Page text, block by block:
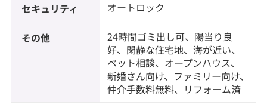
セキュリティ オートロック
その他
24時間ゴミ出し可、陽当り良
好、閑静な住宅地、海が近い、
ペット相談、オープンハウス、
新婚さん向け、ファミリー向け、
仲介手数料無料、リフォーム済